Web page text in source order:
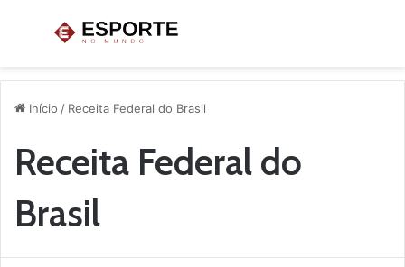
Menu
Início / Receita Federal do Brasil
Receita Federal do
Brasil